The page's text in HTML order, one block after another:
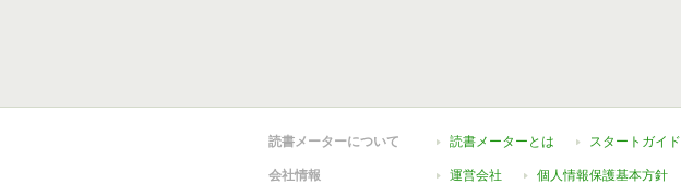
読書メーターについて 読書メーターとは スタートガイド
会社情報 運営会社 個人情報保護基本方針